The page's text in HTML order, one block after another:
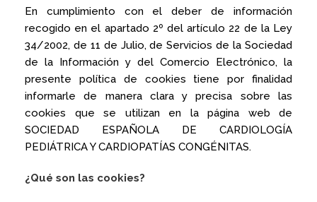
En cumplimiento con el deber de información
recogido en el apartado 2º del artículo 22 de la Ley
34/2002, de 11 de Julio, de Servicios de la Sociedad
de la Información y del Comercio Electrónico, la
presente política de cookies tiene por finalidad
informarle de manera clara y precisa sobre las
cookies que se utilizan en la página web de
SOCIEDAD ESPAÑOLA DE CARDIOLOGÍA
PEDIÁTRICA Y CARDIOPATÍAS CONGÉNITAS.
¿Qué son las cookies?